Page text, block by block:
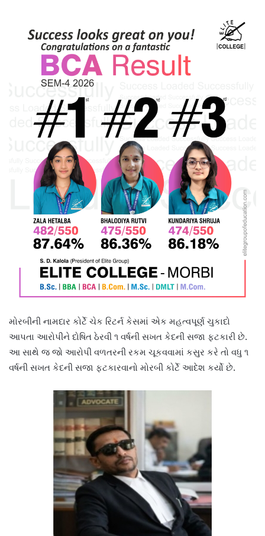
મોરબીની નામદાર કોર્ટે ચેક રિટર્ન કેસમાં એક મહત્વપૂર્ણ ચુકાદો
આપતા આરોપીને દોષિત ઠેરવી ૧ વર્ષની સખત કેદની સજા ફટકારી છે.
આ સાથે જ જો આરોપી વળતરની રકમ ચૂકવવામાં કસુર કરે તો વધુ ૧
વર્ષની સખત કેદની સજા ફટકારવાનો મોરબી કોર્ટે આદેશ કર્યો છે.